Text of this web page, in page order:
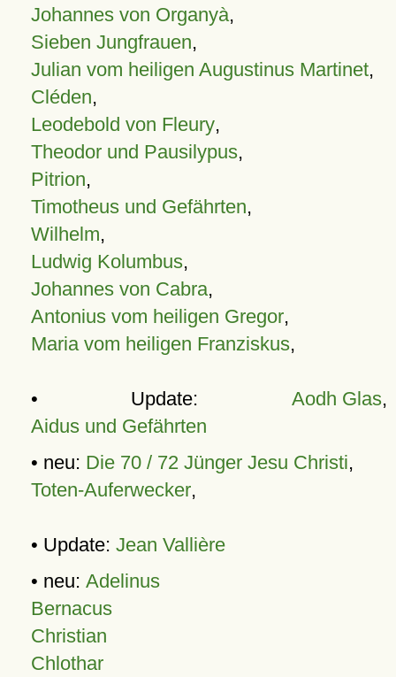
Johannes von Organyà,
Sieben Jungfrauen,
Julian vom heiligen Augustinus Martinet,
Cléden,
Leodebold von Fleury,
Theodor und Pausilypus,
Pitrion,
Timotheus und Gefährten,
Wilhelm,
Ludwig Kolumbus,
Johannes von Cabra,
Antonius vom heiligen Gregor,
Maria vom heiligen Franziskus,
• Update: Aodh Glas,
Aidus und Gefährten
• neu: Die 70 / 72 Jünger Jesu Christi,
Toten-Auferwecker,
• Update: Jean Vallière
• neu: Adelinus
Bernacus
Christian
Chlothar